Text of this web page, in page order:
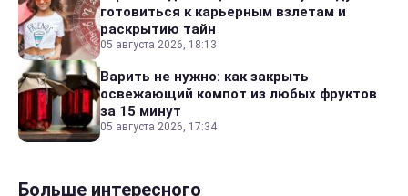
готовиться к карьерным взлетам и
раскрытию тайн
05 августа 2026, 18:13
Варить не нужно: как закрыть
освежающий компот из любых фруктов
за 15 минут
05 августа 2026, 17:34
Больше интересного